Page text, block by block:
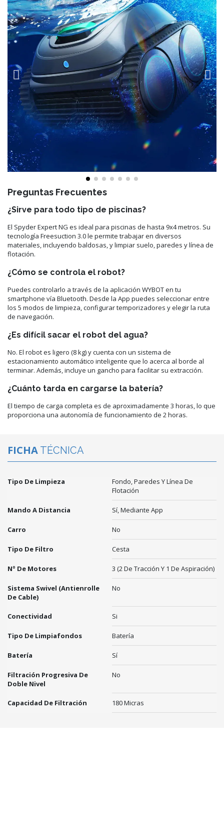
Preguntas Frecuentes
¿Sirve para todo tipo de piscinas?
El Spyder Expert NG es ideal para piscinas de hasta 9x4 metros. Su
tecnología Freesuction 3.0 le permite trabajar en diversos
materiales, incluyendo baldosas, y limpiar suelo, paredes y línea de
flotación.
¿Cómo se controla el robot?
Puedes controlarlo a través de la aplicación WYBOT en tu
smartphone vía Bluetooth. Desde la App puedes seleccionar entre
los 5 modos de limpieza, configurar temporizadores y elegir la ruta
de navegación.
¿Es difícil sacar el robot del agua?
No. El robot es ligero (8 kg) y cuenta con un sistema de
estacionamiento automático inteligente que lo acerca al borde al
terminar. Además, incluye un gancho para facilitar su extracción.
¿Cuánto tarda en cargarse la batería?
El tiempo de carga completa es de aproximadamente 3 horas, lo que
proporciona una autonomía de funcionamiento de 2 horas.
FICHA TÉCNICA
Tipo De Limpieza
Fondo, Paredes Y Línea De
Flotación
Mando A Distancia Sí, Mediante App
Carro No
Tipo De Filtro Cesta
Nº De Motores 3 (2 De Tracción Y 1 De Aspiración)
Sistema Swivel (antienrolle
De Cable)
No
Conectividad Si
Tipo De Limpiafondos Batería
Batería Sí
Filtración Progresiva De
Doble Nivel
No
Capacidad De Filtración 180 Micras